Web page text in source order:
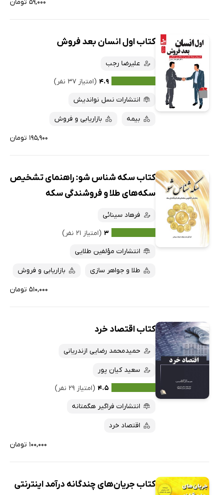
۵۹,۰۰۰ تومان
کتاب اول انسان بعد فروش
علیرضا رجب
۴.۹ (امتیاز ۳۷ نفر)
انتشارات نسل نواندیش
بیمه بازاریابی و فروش
۱۹۵,۹۰۰ تومان
کتاب سکه شناس شو: راهنمای تشخیص
سکه‌های طلا و فروشندگی سکه
فرهاد سینائی
۳ (امتیاز ۲۱ نفر)
انتشارات مؤلفین طلایی
طلا و جواهر سازی بازاریابی و فروش
۵۱۰,۰۰۰ تومان
کتاب اقتصاد خرد
حمیدمحمد رضایی ازندریانی
سعید کیان پور
۴.۵ (امتیاز ۲۹ نفر)
انتشارات فراگیر هگمتانه
اقتصاد خرد
۱۰۰,۰۰۰ تومان
کتاب جریان‌های چندگانه درآمد اینترنتی